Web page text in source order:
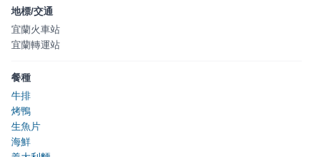
地標/交通
宜蘭火車站
宜蘭轉運站
餐種
牛排
烤鴨
生魚片
海鮮